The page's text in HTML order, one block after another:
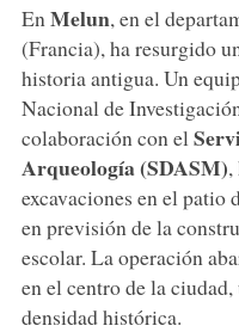
En Melun, en el
(Francia), ha resurgido
historia antigua. Un
Nacional de
colaboración con el
Arqueología (SDASM)
excavaciones en el patio
en previsión de la
escolar. La operación
en el centro de la
densidad histórica.